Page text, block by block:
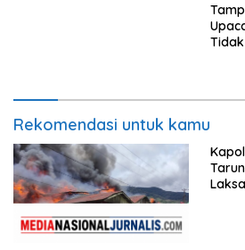
Rekomendasi untuk kamu